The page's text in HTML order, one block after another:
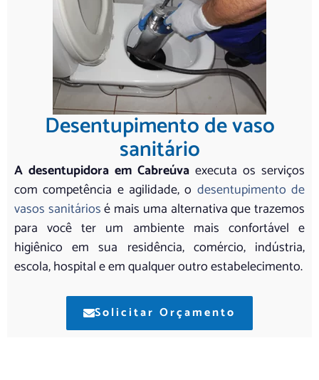
Desentupimento de vaso
sanitário
A desentupidora em Cabreúva executa os serviços
com competência e agilidade, o desentupimento de
vasos sanitáriosé mais uma alternativa que trazemos
para você ter um ambiente mais confortável e
higiênico em sua residência, comércio, indústria,
escola, hospital e em qualquer outro estabelecimento.
Solicitar Orçamento